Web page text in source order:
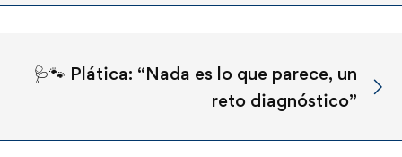
🩺🐾 Plática: “Nada es lo que parece, un
reto diagnóstico”